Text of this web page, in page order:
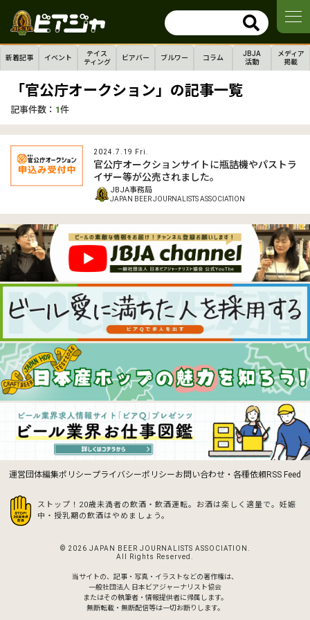
新着記事 イベント
テイス
ティング
ビアバー ブルワー コラム
JBJA
活動
メディア
掲載
「官公庁オークション」の記事一覧
記事件数： 1件
2024.7.19 Fri.
官公庁オークションサイトに瓶詰機やパストラ
イザー等が公売されました。
JBJA事務局
JAPAN BEER JOURNALISTS ASSOCIATION
運営団体編集ポリシープライバシーポリシーお問い合わせ・各種依頼RSS Feed
ストップ！20歳未満者の飲酒・飲酒運転。お酒は楽しく適量で。 妊娠
中・授乳期の飲酒はやめましょう。
© 2026 JAPAN BEER JOURNALISTS ASSOCIATION.
All Rights Reserved.
当サイトの、記事・写真・イラストなどの著作権は、
一般社団法人 日本ビアジャーナリスト協会
またはその執筆者・情報提供者に帰属します。
無断転載・無断配信等は一切お断りします。